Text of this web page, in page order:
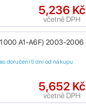
5,236 Kč
včetně DPH
A1-A6F) 2003-2006
doručení 9 dní od nákupu
5,652 Kč
včetně DPH